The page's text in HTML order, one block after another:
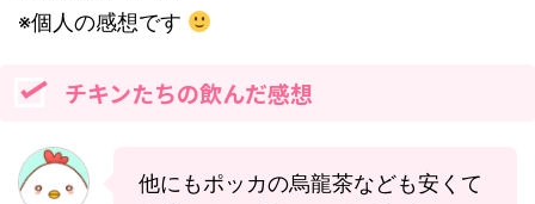
※個人の感想です
チキンたちの飲んだ感想
他にもポッカの烏龍茶なども安くて